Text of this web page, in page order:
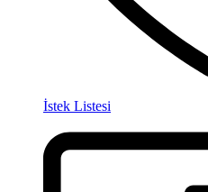
İstek Listesi